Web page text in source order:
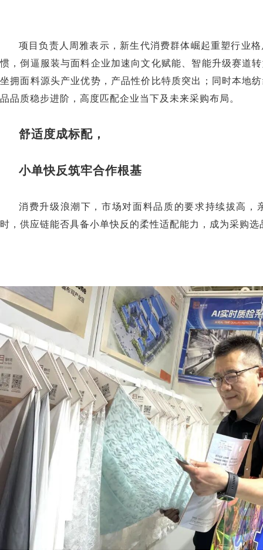
项目负责人周雅表示，新生代消费群体崛起重塑行业
惯，倒逼服装与面料企业加速向文化赋能、智能升级赛道
坐拥面料源头产业优势，产品性价比特质突出；同时本地
品品质稳步进阶，高度匹配企业当下及未来采购布局。
舒适度成标配，
小单快反筑牢合作根基
消费升级浪潮下，市场对面料品质的要求持续拔高
时，供应链能否具备小单快反的柔性适配能力，成为采购